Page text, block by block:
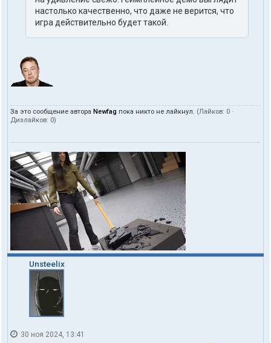
настолько качественно, что даже не верится, что
игра действительно будет такой.
За это сообщение автора Newfag пока никто не лайкнул. (Лайков: 0 ·
Дизлайков: 0)
Unsteelix
30 ноя 2024, 13:41